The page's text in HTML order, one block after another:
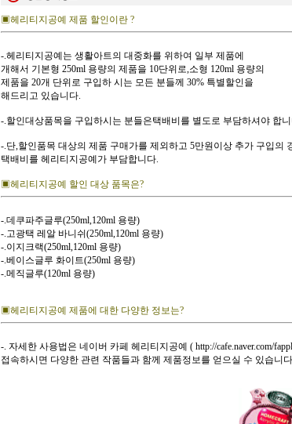
▣헤리티지공예 제품 할인이란 ?
-.헤리티지공예는 생활아트의 대중화를 위하여 일부 제품에
개해서 기본형 250ml 용량의 제품을 10단위로,소형 120ml 용량의
제품을 20개 단위로 구입하 시는 모든 분들께 30% 특별할인을
해드리고 있습니다.
-.할인대상품목을 구입하시는 분들은택배비를 별도로 부담하셔야 합니
-.단,할인품목 대상의 제품 구매가를 제외하고 5만원이상 추가 구입의
택배비를 헤리티지공예가 부담합니다.
▣헤리티지공예 할인 대상 품목은?
-.데쿠파주글루(250ml,120ml 용량)
-.고광택 레알 바니쉬(250ml,120ml 용량)
-.이지크랙(250ml,120ml 용량)
-.베이스글루 화이트(250ml 용량)
-.메직글루(120ml 용량)
▣헤리티지공예 제품에 대한 다양한 정보는?
-. 자세한 사용법은 네이버 카페 헤리티지공예 ( http://cafe.naver.com/
접속하시면 다양한 관련 작품들과 함께 제품정보를 얻으실 수 있습니